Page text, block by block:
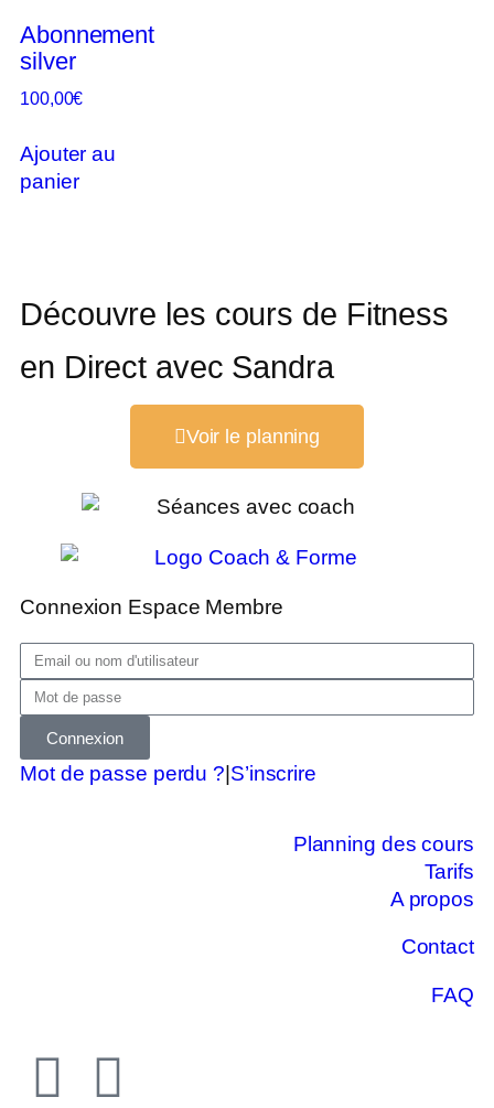
Abonnement
silver
100,00€
Ajouter au
panier
Découvre les cours de Fitness
en Direct avec Sandra
Voir le planning
Connexion Espace Membre
Connexion
Mot de passe perdu ? S’inscrire
Planning des cours
Tarifs
A propos
Contact
FAQ